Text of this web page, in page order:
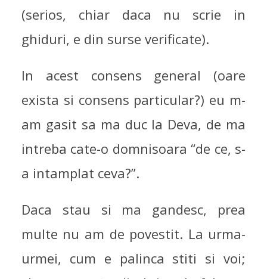
(serios, chiar daca nu scrie in
ghiduri, e din surse verificate).
In acest consens general (oare
exista si consens particular?) eu m-
am gasit sa ma duc la Deva, de ma
intreba cate-o domnisoara “de ce, s-
a intamplat ceva?”.
Daca stau si ma gandesc, prea
multe nu am de povestit. La urma-
urmei, cum e palinca stiti si voi;